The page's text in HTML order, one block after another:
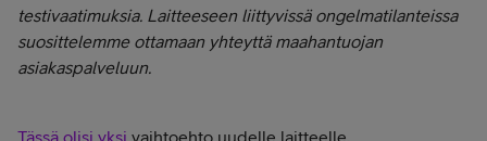
testivaatimuksia. Laitteeseen liittyvissä ongelmatilanteissa
suosittelemme ottamaan yhteyttä maahantuojan
asiakaspalveluun.
Tässä olisi yksi vaihtoehto uudelle laitteelle.